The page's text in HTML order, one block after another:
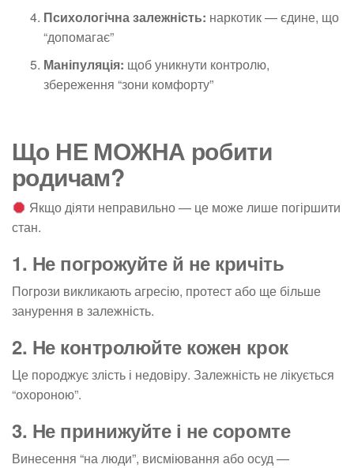
Психологічна залежність: наркотик — єдине, що
“допомагає”
Маніпуляція: щоб уникнути контролю,
збереження “зони комфорту”
Що НЕ МОЖНА робити
родичам?
Якщо діяти неправильно — це може лише погіршити
стан.
1. Не погрожуйте й не кричіть
Погрози викликають агресію, протест або ще більше
занурення в залежність.
2. Не контролюйте кожен крок
Це породжує злість і недовіру. Залежність не лікується
“охороною”.
3. Не принижуйте і не соромте
Винесення “на люди”, висміювання або осуд —